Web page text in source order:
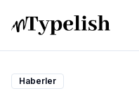
Haberler